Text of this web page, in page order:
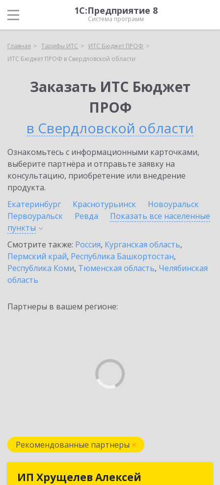
1С:Предприятие 8
Система программ
Главная Тарифы ИТС
ИТС Бюджет ПРОФ
ИТС Бюджет ПРОФ в Свердловской области
Заказать ИТС Бюджет
ПРОФ
в Свердловской области
Ознакомьтесь с информационными карточками,
выберите партнёра и отправьте заявку на
консультацию, приобретение или внедрение
продукта.
Екатеринбург
Краснотурьинск
Новоуральск
Первоуральск
Ревда
Показать все населенные
пункты
Смотрите также: Россия, Курганская область,
Пермский край, Республика Башкортостан,
Республика Коми, Тюменская область, Челябинская
область
Партнеры в вашем регионе:
Рекомендованные партнеры
ИП Хрущелев Алексей
ИП Хрущелев Алексей